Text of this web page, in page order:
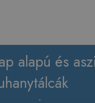
alapú és